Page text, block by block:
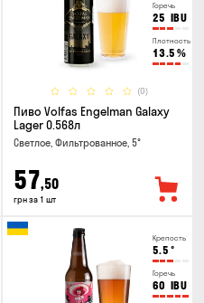
Горечь
25 IBU
Плотность
13.5 %
(0)
Пиво Volfas Engelman Galaxy
Lager 0.568л
Светлое, Фильтрованное, 5°
57,50
грн за 1 шт
Крепость
5.5 °
Горечь
60 IBU